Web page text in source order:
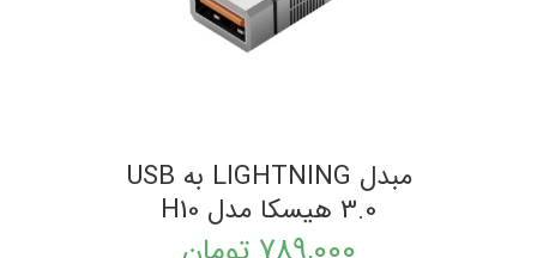
مبدل LIGHTNING به USB
3.0 هیسکا مدل H10